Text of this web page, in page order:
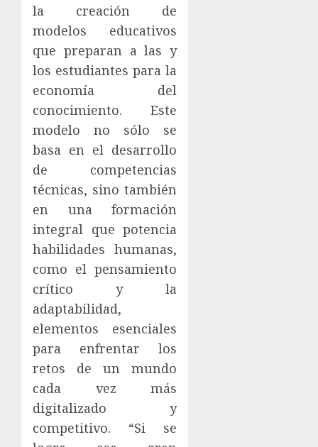
la creación de
modelos educativos
que preparan a las y
los estudiantes para la
economía del
conocimiento. Este
modelo no sólo se
basa en el desarrollo
de competencias
técnicas, sino también
en una formación
integral que potencia
habilidades humanas,
como el pensamiento
crítico y la
adaptabilidad,
elementos esenciales
para enfrentar los
retos de un mundo
cada vez más
digitalizado y
competitivo. “Si se